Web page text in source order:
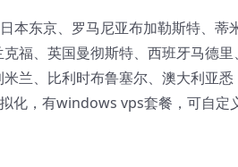
本东京、罗马尼亚布加勒斯特、蒂
福、英国曼彻斯特、西班牙马德里、
兰、比利时布鲁塞尔、澳大利亚悉
化，有windows vps套餐，可自定